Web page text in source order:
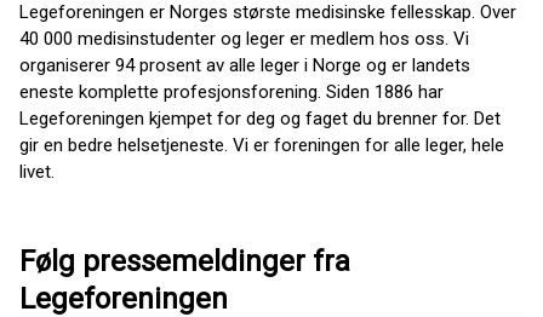
Legeforeningen er Norges største medisinske fellesskap. Over
40 000 medisinstudenter og leger er medlem hos oss. Vi
organiserer 94 prosent av alle leger i Norge og er landets
eneste komplette profesjonsforening. Siden 1886 har
Legeforeningen kjempet for deg og faget du brenner for. Det
gir en bedre helsetjeneste. Vi er foreningen for alle leger, hele
livet.
Følg pressemeldinger fra
Legeforeningen